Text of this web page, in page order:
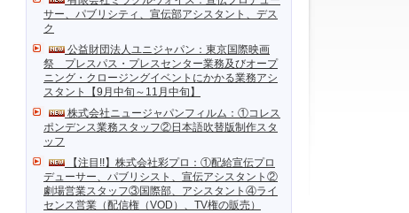
サー、パブリシティ、宣伝部アシスタント、デス
ク
公益財団法人ユニジャパン：東京国際映画
祭 プレスパス・プレスセンター業務及びオープ
ニング・クロージングイベントにかかる業務アシ
スタント【9月中旬～11月中旬】
株式会社ニュージャパンフィルム：①コレス
ポンデンス業務スタッフ②日本語吹替版制作スタ
ッフ
【注目!!】株式会社彩プロ：①配給宣伝プロ
デューサー、パブリシスト、宣伝アシスタント②
劇場営業スタッフ③国際部、アシスタント④ライ
センス営業（配信権（VOD）、TV権の販売）